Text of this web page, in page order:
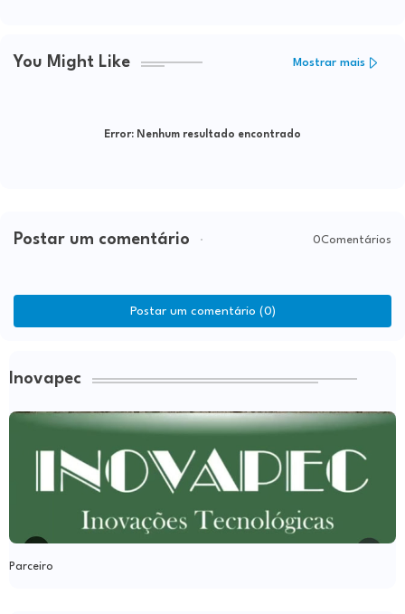
You Might Like Mostrar mais
Error: Nenhum resultado encontrado
Postar um comentário 0Comentários
Postar um comentário (0)
Inovapec
Parceiro